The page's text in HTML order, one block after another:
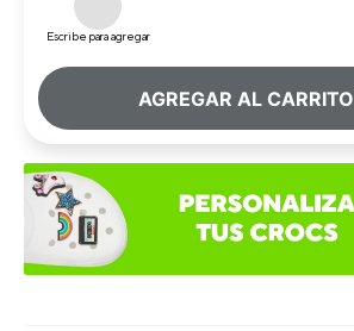
Escribe para agregar
AGREGAR AL CARRITO